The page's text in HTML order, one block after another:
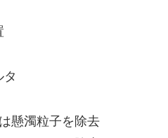
タ
懸濁粒子を除去